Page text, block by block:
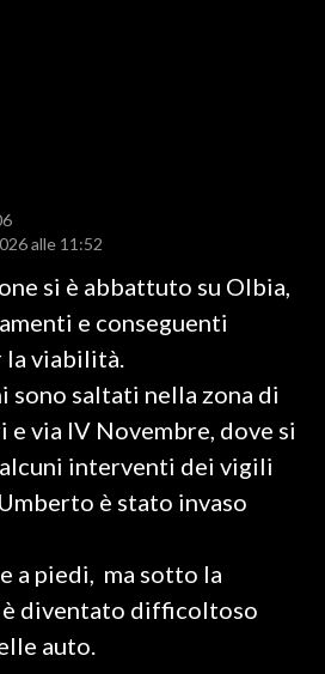
alle 11:52
si è abbattuto su Olbia,
e conseguenti
la viabilità.
sono saltati nella zona di
e via IV Novembre, dove si
interventi dei vigili
è stato invaso
a piedi, ma sotto la
diventato difficoltoso
auto.